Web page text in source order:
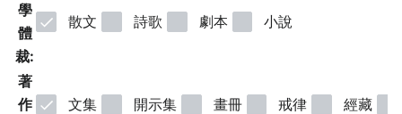
學
體
裁:
散文 詩歌 劇本 小說
著
作
文集 開示集 畫冊 戒律
經藏